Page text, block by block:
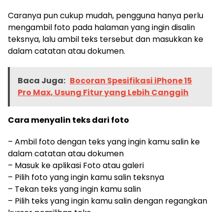
Caranya pun cukup mudah, pengguna hanya perlu
mengambil foto pada halaman yang ingin disalin
teksnya, lalu ambil teks tersebut dan masukkan ke
dalam catatan atau dokumen.
Baca Juga: Bocoran Spesifikasi iPhone 15
Pro Max, Usung Fitur yang Lebih Canggih
Cara menyalin teks dari foto
– Ambil foto dengan teks yang ingin kamu salin ke
dalam catatan atau dokumen
– Masuk ke aplikasi Foto atau galeri
– Pilih foto yang ingin kamu salin teksnya
– Tekan teks yang ingin kamu salin
– Pilih teks yang ingin kamu salin dengan regangkan